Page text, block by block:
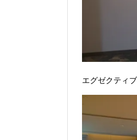
エグゼクティ